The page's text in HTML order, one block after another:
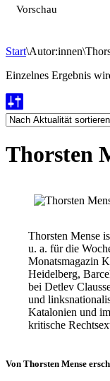
Vorschau
Start\Autor:innen\
Einzelnes Ergebnis
Thorsten
Thorsten Mense
u. a. für die
Monatsmagazin
Heidelberg,
bei Detlev
und
Katalonien und
kritische
Von Thorsten Mense